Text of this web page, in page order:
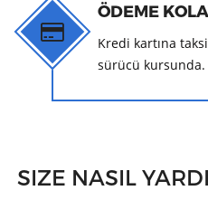
ÖDEME
Kredi kartına
sürücü kursunda.
SIZE NASIL